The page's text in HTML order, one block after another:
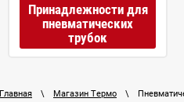
Принадлежности для
пневматических
трубок
Главная \ Магазин Термо \